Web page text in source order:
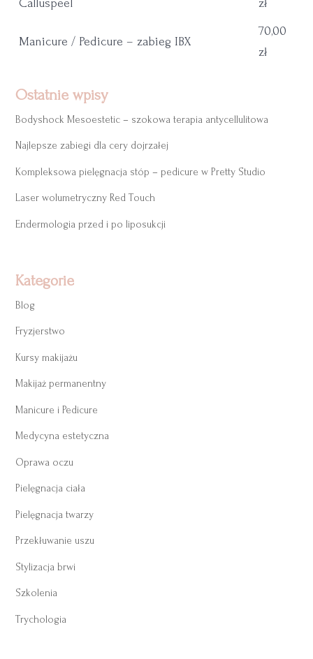
Calluspeel
zł
Manicure / Pedicure – zabieg IBX
70,00
zł
Ostatnie wpisy
Bodyshock Mesoestetic – szokowa terapia antycellulitowa
Najlepsze zabiegi dla cery dojrzałej
Kompleksowa pielęgnacja stóp – pedicure w Pretty Studio
Laser wolumetryczny Red Touch
Endermologia przed i po liposukcji
Kategorie
Blog
Fryzjerstwo
Kursy makijażu
Makijaż permanentny
Manicure i Pedicure
Medycyna estetyczna
Oprawa oczu
Pielęgnacja ciała
Pielęgnacja twarzy
Przekłuwanie uszu
Stylizacja brwi
Szkolenia
Trychologia